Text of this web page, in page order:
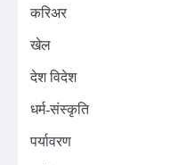
करिअर
खेल
देश विदेश
धर्म-संस्कृति
पर्यावरण